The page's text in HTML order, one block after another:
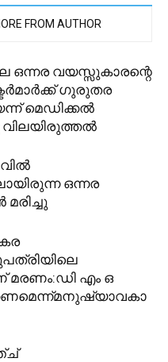
FROM AUTHOR
ഒന്നര വയസ്സുകാരന്റെ
ഗുരുതര
മെഡിക്കൽ
ഒന്നര
എം ഒ